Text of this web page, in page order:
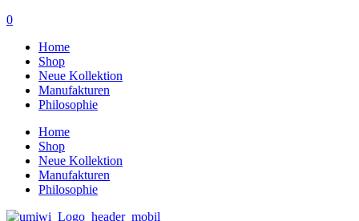
0
Home
Shop
Neue Kollektion
Manufakturen
Philosophie
Home
Shop
Neue Kollektion
Manufakturen
Philosophie